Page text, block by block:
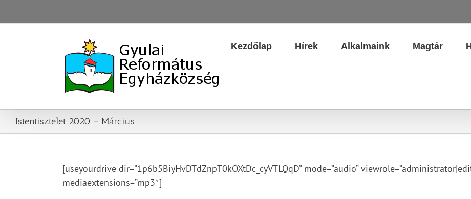
to
Kezdőlap Hírek Alkalmaink Magtár
Istentisztelet 2020 – Március
[useyourdrive dir=”1p6b5BiyHvDTdZnpT0kOXtDc_cyVTLQqD” mode=”audio”
mediaextensions=”mp3″]